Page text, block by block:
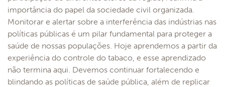
importância do papel da sociedade civil organizada.
Monitorar e alertar sobre a interferência das indústrias nas
políticas públicas é um pilar fundamental para proteger a
saúde de nossas populações. Hoje aprendemos a partir da
experiência do controle do tabaco, e esse aprendizado
não termina aqui. Devemos continuar fortalecendo e
blindando as políticas de saúde pública, além de replicar